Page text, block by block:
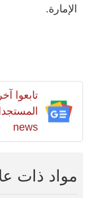
الإمارة.
تابعوا
news
مواد ذات